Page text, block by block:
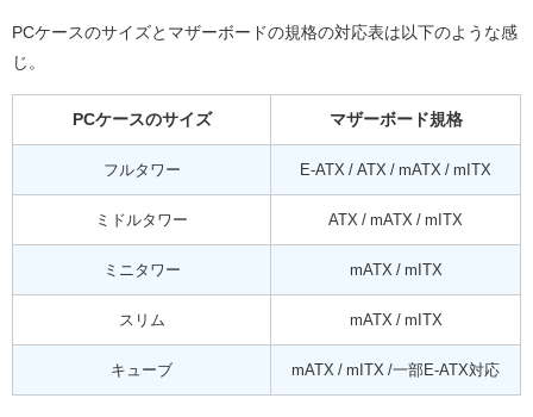
PCケースのサイズとマザーボードの規格の対応表は以下のような感
じ。
PCケースのサイズ マザーボード規格
フルタワー E-ATX / ATX / mATX / mITX
ミドルタワー ATX / mATX / mITX
ミニタワー mATX / mITX
スリム mATX / mITX
キューブ mATX / mITX /一部E-ATX対応